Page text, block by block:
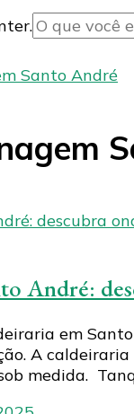
Santo André
André:
em
A
medida.